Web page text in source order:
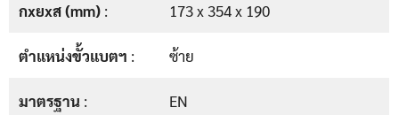
กxยxส (mm) : 173 x 354 x 190
ตำแหน่งขั้วแบตฯ : ซ้าย
มาตรฐาน : EN